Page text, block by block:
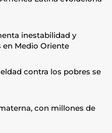
inestabilidad y
en Medio Oriente
contra los pobres se
con millones de